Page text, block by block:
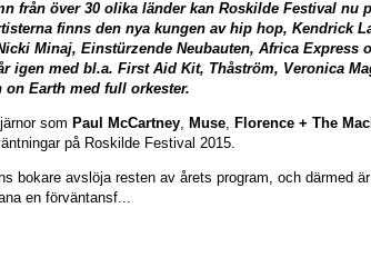
från över 30 olika länder kan Roskilde Festival nu
finns den nya kungen av hip hop, Kendrick
Minaj, Einstürzende Neubauten, Africa Express
igen med bl.a. First Aid Kit, Thåström, Veronica
on Earth med full orkester.
som Paul McCartney, Muse, Florence + The
på Roskilde Festival 2015.
bokare avslöja resten av årets program, och därmed
en förväntansf...